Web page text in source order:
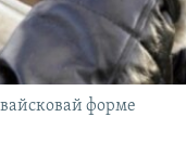
вайсковай форме